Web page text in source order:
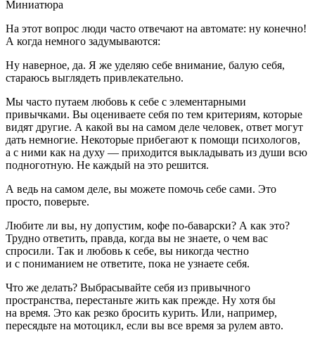
Миниатюра
На этот вопрос люди часто отвечают на автомате: ну конечно!
А когда немного задумываются:
Ну наверное, да. Я же уделяю себе внимание, балую себя,
стараюсь выглядеть привлекательно.
Мы часто путаем любовь к себе с элементарными
привычками. Вы оцениваете себя по тем критериям, которые
видят другие. А какой вы на самом деле человек, ответ могут
дать немногие. Некоторые прибегают к помощи психологов,
а с ними как на духу — приходится выкладывать из души всю
подноготную. Не каждый на это решится.
А ведь на самом деле, вы можете помочь себе сами. Это
просто, поверьте.
Любите ли вы, ну допустим, кофе по-баварски? А как это?
Трудно ответить, правда, когда вы не знаете, о чем вас
спросили. Так и любовь к себе, вы никогда честно
и с пониманием не ответите, пока не узнаете себя.
Что же делать? Выбрасывайте себя из привычного
пространства, перестаньте жить как прежде. Ну хотя бы
на время. Это как резко бросить курить. Или, например,
пересядьте на мотоцикл, если вы все время за рулем авто.